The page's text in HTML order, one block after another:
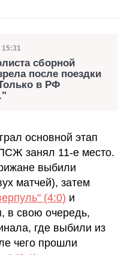
15:31
сборной
после поездки
в РФ
основной этап
занял 11-е место.
выбили
матчей), затем
(4:0) и
в свою очередь,
где выбили из
чего прошли